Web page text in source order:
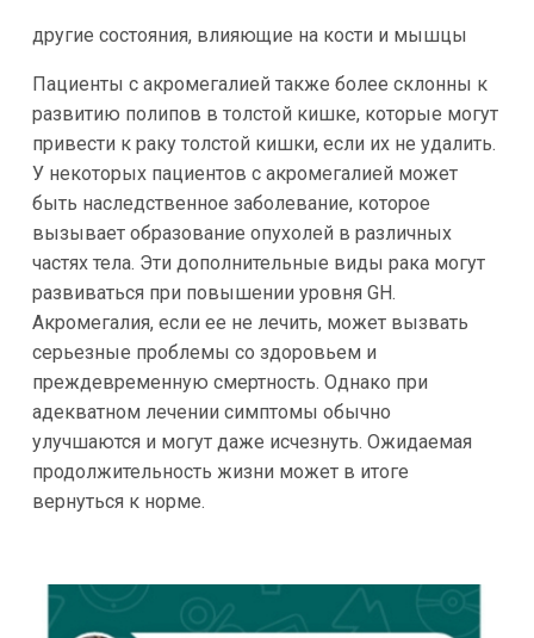
другие состояния, влияющие на кости и мышцы
Пациенты с акромегалией также более склонны к
развитию полипов в толстой кишке, которые могут
привести к раку толстой кишки, если их не удалить.
У некоторых пациентов с акромегалией может
быть наследственное заболевание, которое
вызывает образование опухолей в различных
частях тела. Эти дополнительные виды рака могут
развиваться при повышении уровня GH.
Акромегалия, если ее не лечить, может вызвать
серьезные проблемы со здоровьем и
преждевременную смертность. Однако при
адекватном лечении симптомы обычно
улучшаются и могут даже исчезнуть. Ожидаемая
продолжительность жизни может в итоге
вернуться к норме.